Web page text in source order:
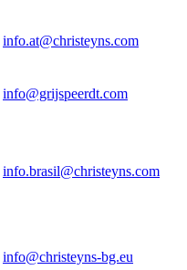
info.at@christeyns.com
info@grijspeerdt.com
info.brasil@christeyns.com
info@christeyns-bg.eu